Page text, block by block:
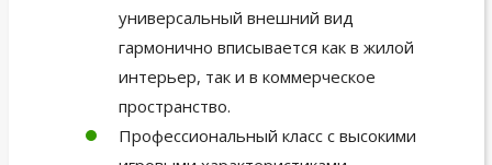
универсальный внешний вид
гармонично вписывается как в жилой
интерьер, так и в коммерческое
пространство.
Профессиональный класс с высокими